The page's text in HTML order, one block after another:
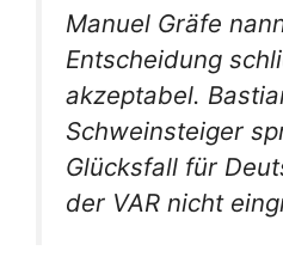
Manuel Gräfe
Entscheidung
akzeptabel.
Schweinsteiger
Glücksfall für
der VAR nicht